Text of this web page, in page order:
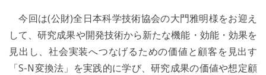
今回は(公財)全日本科学技術協会の大門雅明様をお迎え
して、研究成果や開発技術から新たな機能・効能・効果を
見出し、社会実装へつなげるための価値と顧客を見出す
「S-N変換法」を実践的に学び、研究成果の価値や想定顧